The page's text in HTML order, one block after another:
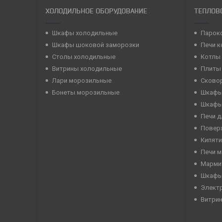
ХОЛОДИЛЬНОЕ ОБОРУДОВАНИЕ
Шкафы холодильные
Шкафы шоковой заморозки
Столы холодильные
Витрины холодильные
Лари морозильные
Бонеты морозильные
Печи
Котлы
Печи
Печи
Шкафы